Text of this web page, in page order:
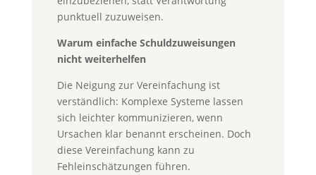
punktuell zuzuweisen.
Warum einfache Schuldzuweisungen
nicht weiterhelfen
Die Neigung zur Vereinfachung ist
verständlich: Komplexe Systeme lassen
sich leichter kommunizieren, wenn
Ursachen klar benannt erscheinen. Doch
diese Vereinfachung kann zu
Fehleinschätzungen führen.